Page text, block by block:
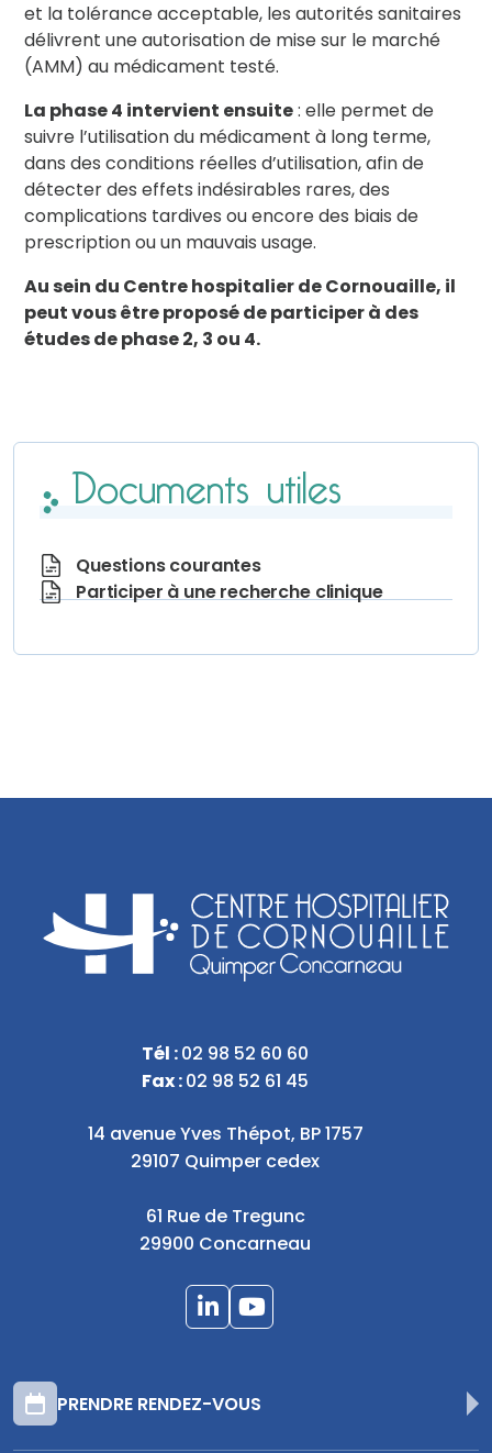
Documents utiles
Questions courantes
Participer à une recherche clinique
et la tolérance acceptable, les autorités sanitaires
délivrent une autorisation de mise sur le marché
(AMM) au médicament testé.
La phase 4 intervient ensuite : elle permet de
suivre l’utilisation du médicament à long terme,
dans des conditions réelles d’utilisation, afin de
détecter des effets indésirables rares, des
complications tardives ou encore des biais de
prescription ou un mauvais usage.
Au sein du Centre hospitalier de Cornouaille, il
peut vous être proposé de participer à des
études de phase 2, 3 ou 4.
Tél : 02 98 52 60 60
Fax : 02 98 52 61 45
14 avenue Yves Thépot, BP 1757
29107 Quimper cedex
61 Rue de Tregunc
29900 Concarneau
PRENDRE RENDEZ-VOUS